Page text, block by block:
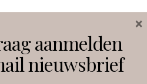
Facebook
aanmelden
nieuwsbrief
×